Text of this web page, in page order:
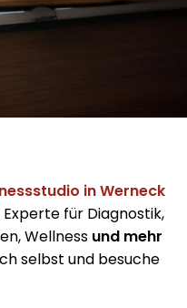
in Werneck
Experte für Diagnostik,
Wellness und mehr
selbst und besuche